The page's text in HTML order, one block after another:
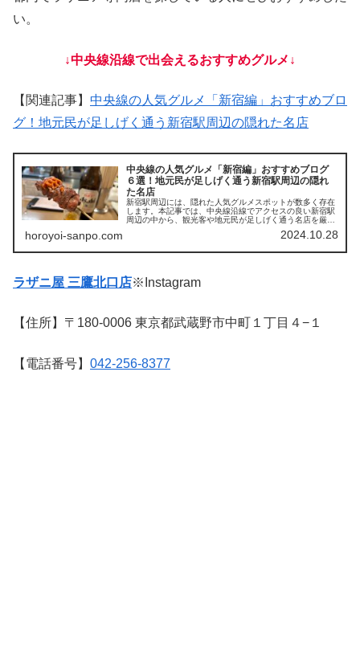
い。
↓中央線沿線で出会えるおすすめグルメ↓
【関連記事】 中央線の人気グルメ「新宿編」おすすめブロ
グ！地元民が足しげく通う新宿駅周辺の隠れた名店
中央線の人気グルメ「新宿編」おすすめブログ
６選！地元民が足しげく通う新宿駅周辺の隠れ
た名店
新宿駅周辺には、隠れた人気グルメスポットが数多く存在
します。本記事では、中央線沿線でアクセスの良い新宿駅
周辺の中から、観光客や地元民が足しげく通う名店を厳選
しく解説！新宿でランチやディナー情報をお探しの方必
ださい。
horoyoi-sanpo.com 2024.10.28
ラザニ屋 三鷹北口店※Instagram
【住所】〒180-0006 東京都武蔵野市中町１丁目４−１
【電話番号】 042-256-8377